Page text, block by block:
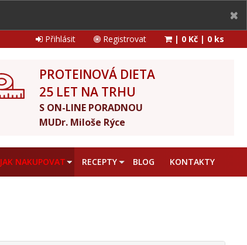
Přihlásit Registrovat | 0 Kč | 0 ks
PROTEINOVÁ DIETA
25 LET NA TRHU
S ON-LINE PORADNOU
MUDr. Miloše Rýce
JAK NAKUPOVAT RECEPTY BLOG KONTAKTY